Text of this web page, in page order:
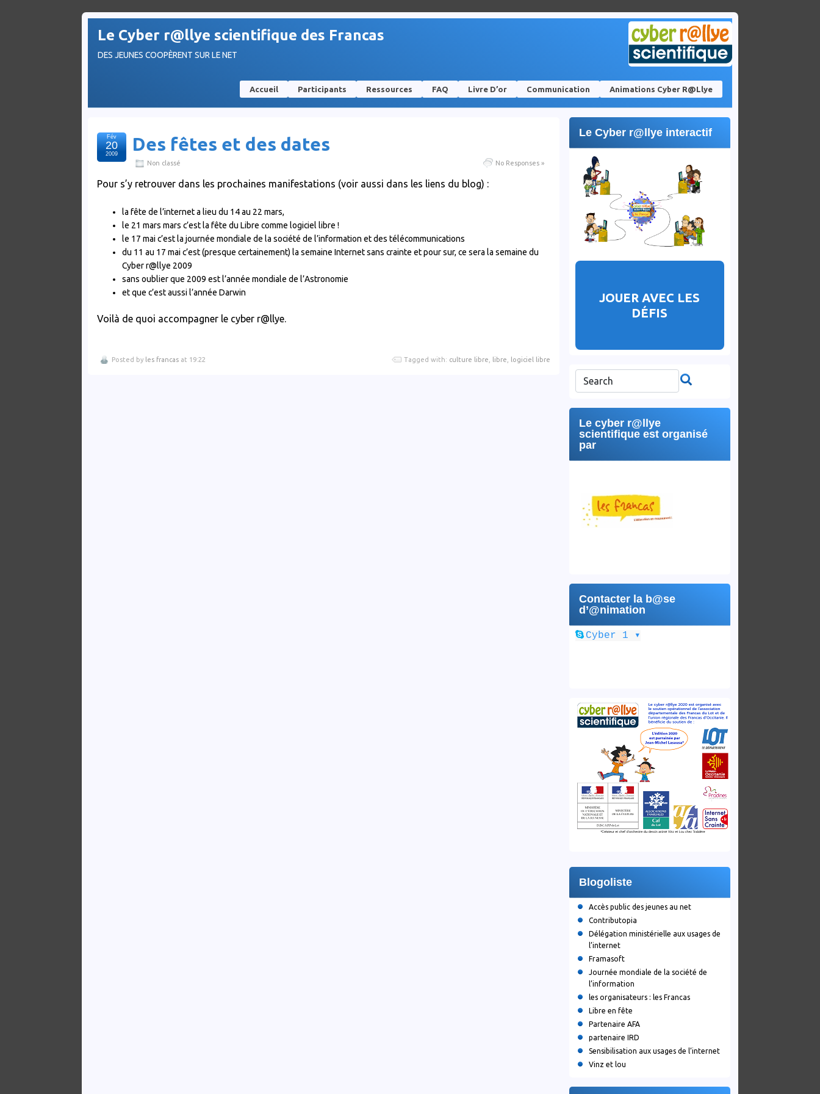
Le Cyber r@llye scientifique des Francas
DES JEUNES COOPÈRENT SUR LE NET
Accueil Participants Ressources FAQ Livre D’or Communication Animations Cyber R@llye
Des fêtes et des dates
Non classé No Responses »
Fév
20
2009
Pour s’y retrouver dans les prochaines manifestations (voir aussi dans les liens du blog) :
la fête de l’internet a lieu du 14 au 22 mars,
le 21 mars mars c’est la fête du Libre comme logiciel libre !
le 17 mai c’est la journée mondiale de la société de l’information et des télécommunications
du 11 au 17 mai c’est (presque certainement) la semaine Internet sans crainte et pour sur, ce sera la semaine du
Cyber r@llye 2009
sans oublier que 2009 est l’année mondiale de l’Astronomie
et que c’est aussi l’année Darwin
Voilà de quoi accompagner le cyber r@llye.
Posted by les francas at 19:22 Tagged with: culture libre libre logiciel libre
Le Cyber r@llye interactif
JOUER AVEC LES
DÉFIS
Le cyber r@llye
scientifique est organisé
par
Contacter la b@se
d’@nimation
Cyber 1 ▾
Blogoliste
Accès public des jeunes au net
Contributopia
Délégation ministérielle aux usages de
l’internet
Framasoft
Journée mondiale de la société de
l’information
les organisateurs : les Francas
Libre en fête
Partenaire AFA
partenaire IRD
Sensibilisation aux usages de l’internet
Vinz et lou